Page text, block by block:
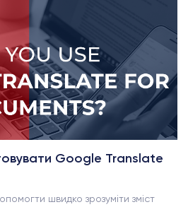
Google Translate
швидко зрозуміти зміст